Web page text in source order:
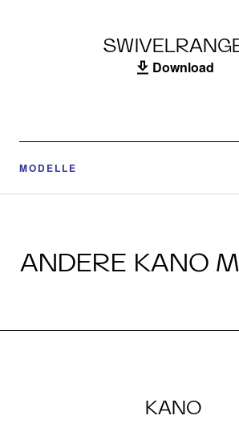
Download
MODELLE
ANDERE KANO
KANO